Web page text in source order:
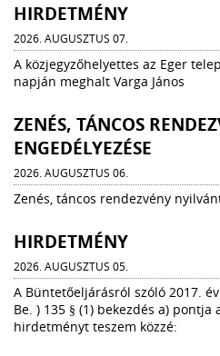
HIRDETMÉNY
2026. AUGUSZTUS 07.
A közjegyzőhelyettes az Eger
napján meghalt Varga János
ZENÉS, TÁNCOS
ENGEDÉLYEZÉSE
2026. AUGUSZTUS 06.
Zenés, táncos rendezvény
HIRDETMÉNY
2026. AUGUSZTUS 05.
A Büntetőeljárásról szóló 2017.
Be. ) 135 § (1) bekezdés a)
hirdetményt teszem közzé: